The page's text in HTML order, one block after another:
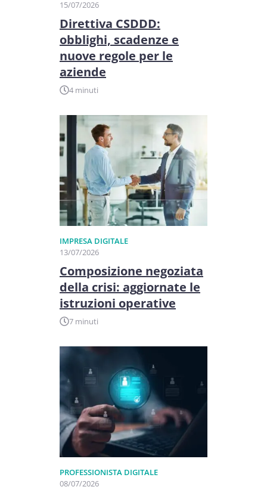
15/07/2026
Direttiva CSDDD:
obblighi, scadenze e
nuove regole per le
aziende
4 minuti
IMPRESA DIGITALE
13/07/2026
Composizione negoziata
della crisi: aggiornate le
istruzioni operative
7 minuti
PROFESSIONISTA DIGITALE
08/07/2026